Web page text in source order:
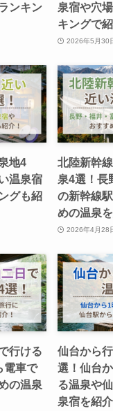
ンキン
泉宿や穴
キングで紹
2026年5月30
地4
温泉宿
グも紹
北陸新幹
泉4選！長
の新幹線
めの温泉
2026年4月28
行ける
電車で
の温泉
仙台から
選！仙台
る温泉や
泉宿を紹介